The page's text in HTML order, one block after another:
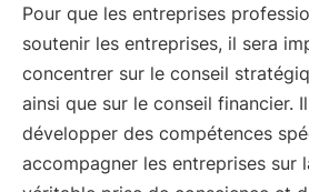
Pour que les entreprises
soutenir les entreprises, il sera
concentrer sur le conseil
ainsi que sur le conseil financier.
développer des compétences
accompagner les entreprises sur